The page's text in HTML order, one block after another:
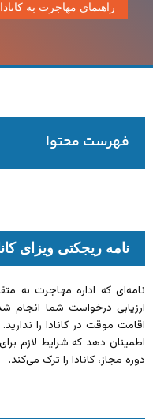
راهنمای مهاجرت به کانادا
فهرست محتوا
نامه ریجکتی ویزای
نامه‌ای که اداره مهاجرت به
ارزیابی درخواست شما
اقامت موقت در کانادا را
اطمینان دهد که شرایط لازم برای
دوره مجاز، کانادا را ترک می‌کند.